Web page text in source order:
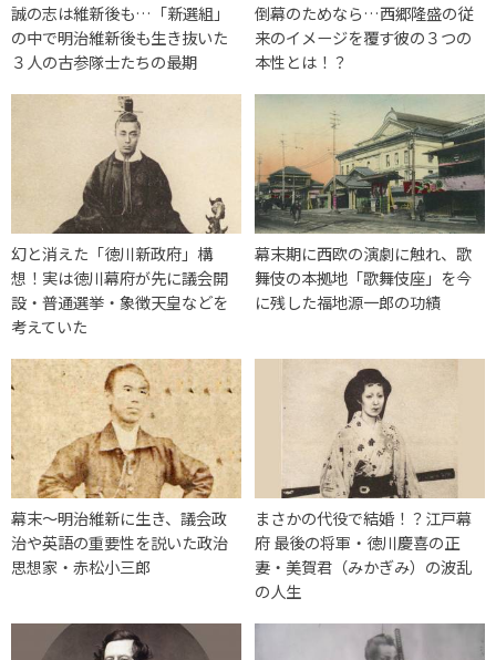
誠の志は維新後も…「新選組」
の中で明治維新後も生き抜いた
３人の古参隊士たちの最期
倒幕のためなら…西郷隆盛の従
来のイメージを覆す彼の３つの
本性とは！？
幻と消えた「徳川新政府」構
想！実は徳川幕府が先に議会開
設・普通選挙・象徴天皇などを
考えていた
幕末期に西欧の演劇に触れ、歌
舞伎の本拠地「歌舞伎座」を今
に残した福地源一郎の功績
幕末〜明治維新に生き、議会政
治や英語の重要性を説いた政治
思想家・赤松小三郎
まさかの代役で結婚！？江戸幕
府 最後の将軍・徳川慶喜の正
妻・美賀君（みかぎみ）の波乱
の人生